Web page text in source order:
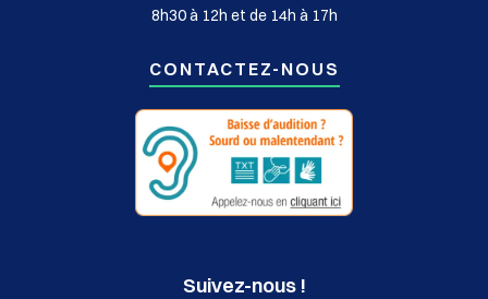
8h30 à 12h et de 14h à 17h
CONTACTEZ-NOUS
Suivez-nous !